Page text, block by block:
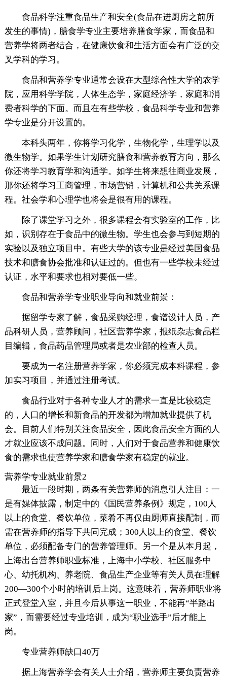
食品科学注重食品生产和安全(食品在进厨房之前所
发生的事情)，膳食学专业主要培养膳食学家，而食品和
营养学将两者结合，在健康饮食和生活方面会有广泛的交
叉学科的学习。
食品和营养学专业通常会设在大型综合性大学的农学
院，应用科学学院，人体生态学，家庭经济学，家庭和消
费者科学的下面。而且在有些学校，食品科学专业和营养
学专业是分开设置的。
本科头两年，你将学习化学，生物化学，生理学以及
微生物学。如果学生计划研究膳食和营养教育方向，那么
你还将学习教育学和沟通学。如学生将来想往商业发展，
那你还将学习工商管理，市场营销，计算机和公共关系课
程。社会学和心理学也将会是很有用的课程。
除了课堂学习之外，很多课程会有实验室的工作，比
如，识别存在于食品中的微生物。学生也会参与到短期的
实验以及独立项目中。有些大学的该专业是经过美国食品
技术和膳食协会批准和认证过的。但也有一些学校未经过
认证，水平和要求也相对要低一些。
食品和营养学专业职业导向和就业前景：
据留学专家了解，食品采购经理，食谱设计人员，产
品科研人员，营养顾问，社区营养学家，报纸杂志食品栏
目编辑，食品药品管理局或者是农业部的检查人员。
要成为一名注册营养学家，你必须完成本科课程，参
加实习项目，并通过注册考试。
食品行业对于各种专业人才的需求一直是比较稳定
的，人口的增长和新食品的开发都为增加就业提供了机
会。目前人们特别关注食品安全，因此食品安全方面的人
才就业应该不成问题。同时，人们对于食品营养和健康饮
食的需求也使营养学家和膳食学家有稳定的就业。
营养学专业就业前景2
最近一段时期，两条有关营养师的消息引人注目：一
是有媒体披露，制定中的《国民营养条例》规定，100人
以上的食堂、餐饮单位，菜肴不再仅由厨师直接配制，而
需在营养师的指导下共同完成；300人以上的食堂、餐饮
单位，必须配备专门的营养管理师。另一个是从本月起，
上海出台营养师职业标准，上海中小学校、社区服务中
心、幼托机构、养老院、食品生产企业等有关人员在理解
200—300个小时的培训后上岗。这意味着，营养师职业将
正式登堂入室，并且今后从事这一职业，不能再“半路出
家”，而需要经过专业培训，成为“职业选手”后才能上
岗。
专业营养师缺口40万
据上海营养学会有关人士介绍，营养师主要负责营养